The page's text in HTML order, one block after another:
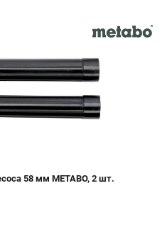
58 мм METABO, 2 шт.